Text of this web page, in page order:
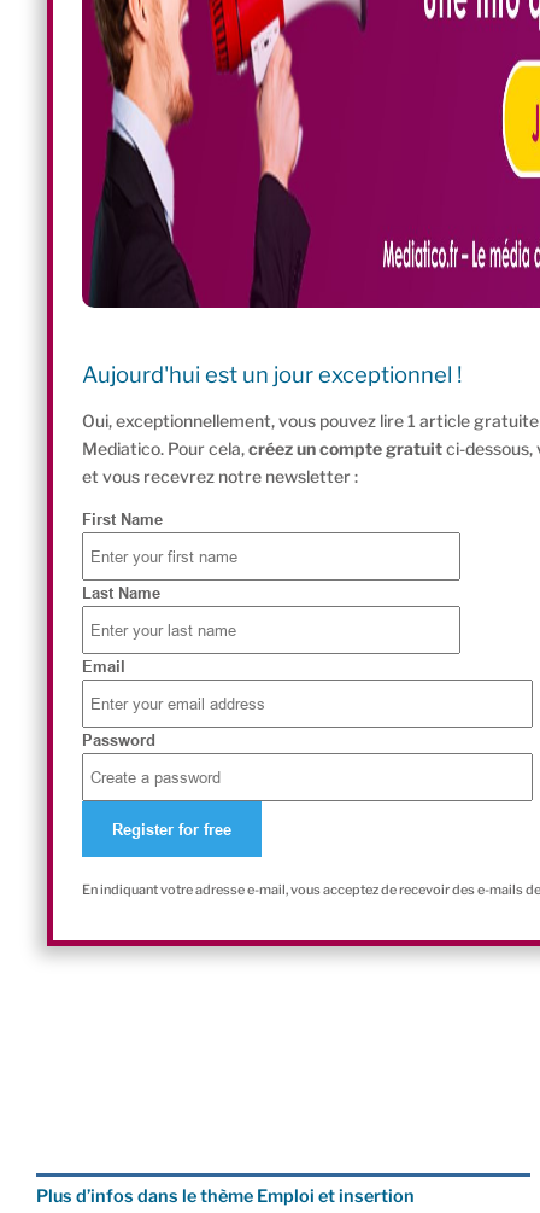
Aujourd'hui est un jour exceptionnel !
Oui, exceptionnellement, vous pouvez lire 1 article
Mediatico. Pour cela,créez un compte gratuitci-dessous,
et vous recevrez notre newsletter :
First Name
Last Name
Email
Password
En indiquant votre adresse e-mail, vous acceptez de recevoir des e-mails
Plus d’infos dans le thème Emploi et insertion